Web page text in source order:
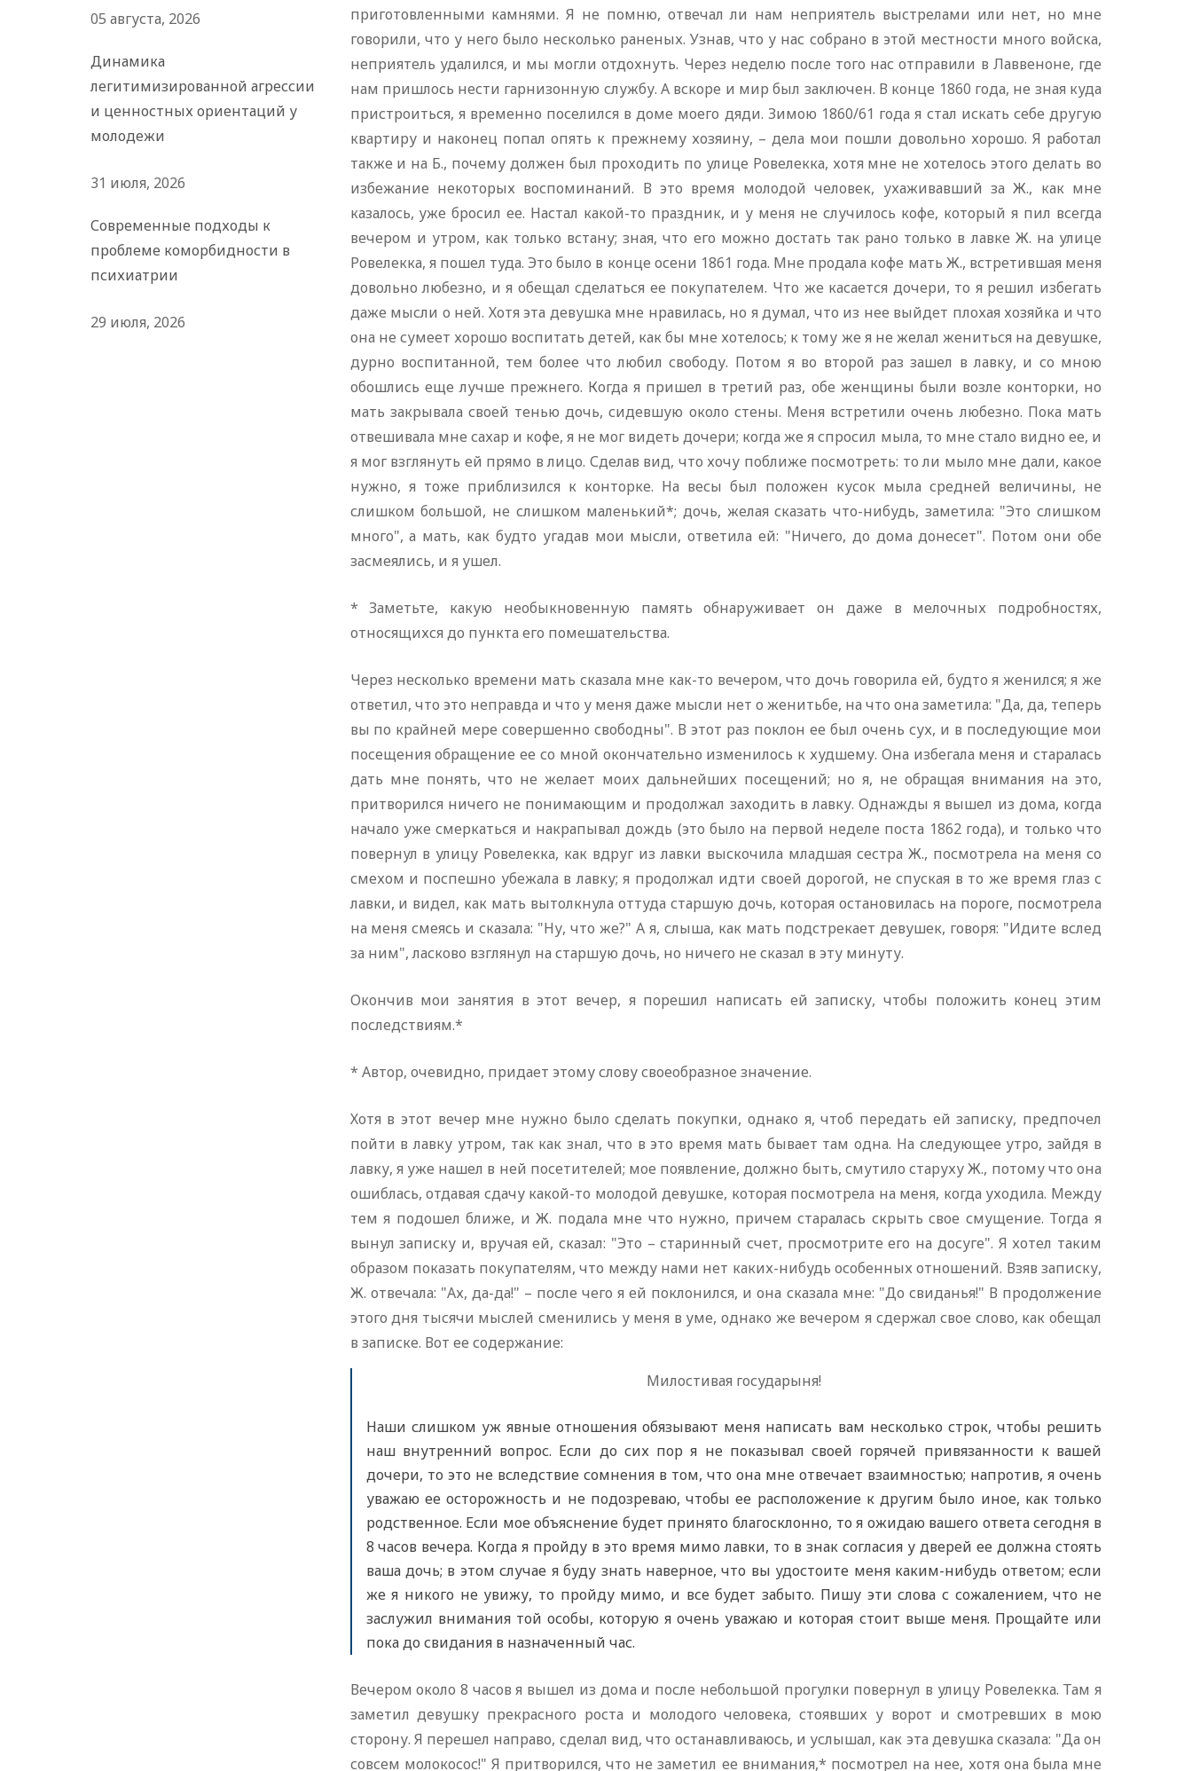
приготовленными камнями. Я не помню, отвечал ли нам неприятель выстрелами или нет, но мне
говорили, что у него было несколько раненых. Узнав, что у нас собрано в этой местности много войска,
неприятель удалился, и мы могли отдохнуть. Через неделю после того нас отправили в Лаввеноне, где
нам пришлось нести гарнизонную службу. А вскоре и мир был заключен. В конце 1860 года, не зная куда
пристроиться, я временно поселился в доме моего дяди. Зимою 1860/61 года я стал искать себе другую
квартиру и наконец попал опять к прежнему хозяину, – дела мои пошли довольно хорошо. Я работал
также и на Б., почему должен был проходить по улице Ровелекка, хотя мне не хотелось этого делать во
избежание некоторых воспоминаний. В это время молодой человек, ухаживавший за Ж., как мне
казалось, уже бросил ее. Настал какой-то праздник, и у меня не случилось кофе, который я пил всегда
вечером и утром, как только встану; зная, что его можно достать так рано только в лавке Ж. на улице
Ровелекка, я пошел туда. Это было в конце осени 1861 года. Мне продала кофе мать Ж., встретившая меня
довольно любезно, и я обещал сделаться ее покупателем. Что же касается дочери, то я решил избегать
даже мысли о ней. Хотя эта девушка мне нравилась, но я думал, что из нее выйдет плохая хозяйка и что
она не сумеет хорошо воспитать детей, как бы мне хотелось; к тому же я не желал жениться на девушке,
дурно воспитанной, тем более что любил свободу. Потом я во второй раз зашел в лавку, и со мною
обошлись еще лучше прежнего. Когда я пришел в третий раз, обе женщины были возле конторки, но
мать закрывала своей тенью дочь, сидевшую около стены. Меня встретили очень любезно. Пока мать
отвешивала мне сахар и кофе, я не мог видеть дочери; когда же я спросил мыла, то мне стало видно ее, и
я мог взглянуть ей прямо в лицо. Сделав вид, что хочу поближе посмотреть: то ли мыло мне дали, какое
нужно, я тоже приблизился к конторке. На весы был положен кусок мыла средней величины, не
слишком большой, не слишком маленький*; дочь, желая сказать что-нибудь, заметила: "Это слишком
много", а мать, как будто угадав мои мысли, ответила ей: "Ничего, до дома донесет". Потом они обе
засмеялись, и я ушел.
* Заметьте, какую необыкновенную память обнаруживает он даже в мелочных подробностях,
относящихся до пункта его помешательства.
Через несколько времени мать сказала мне как-то вечером, что дочь говорила ей, будто я женился; я же
ответил, что это неправда и что у меня даже мысли нет о женитьбе, на что она заметила: "Да, да, теперь
вы по крайней мере совершенно свободны". В этот раз поклон ее был очень сух, и в последующие мои
посещения обращение ее со мной окончательно изменилось к худшему. Она избегала меня и старалась
дать мне понять, что не желает моих дальнейших посещений; но я, не обращая внимания на это,
притворился ничего не понимающим и продолжал заходить в лавку. Однажды я вышел из дома, когда
начало уже смеркаться и накрапывал дождь (это было на первой неделе поста 1862 года), и только что
повернул в улицу Ровелекка, как вдруг из лавки выскочила младшая сестра Ж., посмотрела на меня со
смехом и поспешно убежала в лавку; я продолжал идти своей дорогой, не спуская в то же время глаз с
лавки, и видел, как мать вытолкнула оттуда старшую дочь, которая остановилась на пороге, посмотрела
на меня смеясь и сказала: "Ну, что же?" А я, слыша, как мать подстрекает девушек, говоря: "Идите вслед
за ним", ласково взглянул на старшую дочь, но ничего не сказал в эту минуту.
Окончив мои занятия в этот вечер, я порешил написать ей записку, чтобы положить конец этим
последствиям.*
* Автор, очевидно, придает этому слову своеобразное значение.
Хотя в этот вечер мне нужно было сделать покупки, однако я, чтоб передать ей записку, предпочел
пойти в лавку утром, так как знал, что в это время мать бывает там одна. На следующее утро, зайдя в
лавку, я уже нашел в ней посетителей; мое появление, должно быть, смутило старуху Ж., потому что она
ошиблась, отдавая сдачу какой-то молодой девушке, которая посмотрела на меня, когда уходила. Между
тем я подошел ближе, и Ж. подала мне что нужно, причем старалась скрыть свое смущение. Тогда я
вынул записку и, вручая ей, сказал: "Это – старинный счет, просмотрите его на досуге". Я хотел таким
образом показать покупателям, что между нами нет каких-нибудь особенных отношений. Взяв записку,
Ж. отвечала: "Ах, да-да!" – после чего я ей поклонился, и она сказала мне: "До свиданья!" В продолжение
этого дня тысячи мыслей сменились у меня в уме, однако же вечером я сдержал свое слово, как обещал
в записке. Вот ее содержание:
Милостивая государыня!
Наши слишком уж явные отношения обязывают меня написать вам несколько строк, чтобы решить
наш внутренний вопрос. Если до сих пор я не показывал своей горячей привязанности к вашей
дочери, то это не вследствие сомнения в том, что она мне отвечает взаимностью; напротив, я очень
уважаю ее осторожность и не подозреваю, чтобы ее расположение к другим было иное, как только
родственное. Если мое объяснение будет принято благосклонно, то я ожидаю вашего ответа сегодня в
8 часов вечера. Когда я пройду в это время мимо лавки, то в знак согласия у дверей ее должна стоять
ваша дочь; в этом случае я буду знать наверное, что вы удостоите меня каким-нибудь ответом; если
же я никого не увижу, то пройду мимо, и все будет забыто. Пишу эти слова с сожалением, что не
заслужил внимания той особы, которую я очень уважаю и которая стоит выше меня. Прощайте или
пока до свидания в назначенный час.
Вечером около 8 часов я вышел из дома и после небольшой прогулки повернул в улицу Ровелекка. Там я
заметил девушку прекрасного роста и молодого человека, стоявших у ворот и смотревших в мою
сторону. Я перешел направо, сделал вид, что останавливаюсь, и услышал, как эта девушка сказала: "Да он
совсем молокосос!" Я притворился, что не заметил ее внимания,* посмотрел на нее, хотя она была мне
05 августа, 2026
Динамика
легитимизированной агрессии
и ценностных ориентаций у
молодежи
31 июля, 2026
Современные подходы к
проблеме коморбидности в
психиатрии
29 июля, 2026